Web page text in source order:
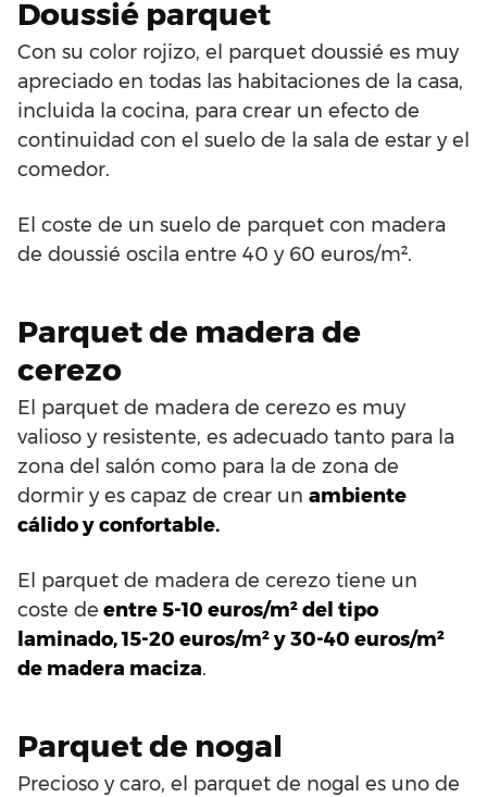
Doussié parquet
Con su color rojizo, el parquet doussié es muy
apreciado en todas las habitaciones de la casa,
incluida la cocina, para crear un efecto de
continuidad con el suelo de la sala de estar y el
comedor.
El coste de un suelo de parquet con madera
de doussié oscila entre 40 y 60 euros/m².
Parquet de madera de
cerezo
El parquet de madera de cerezo es muy
valioso y resistente, es adecuado tanto para la
zona del salón como para la de zona de
dormir y es capaz de crear un ambiente
cálido y confortable.
El parquet de madera de cerezo tiene un
coste de entre 5-10 euros/m² del tipo
laminado, 15-20 euros/m² y 30-40 euros/m²
de madera maciza.
Parquet de nogal
Precioso y caro, el parquet de nogal es uno de